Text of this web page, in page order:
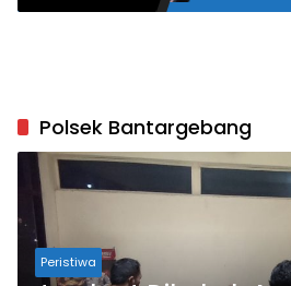
Polsek Bantargebang
Peristiwa